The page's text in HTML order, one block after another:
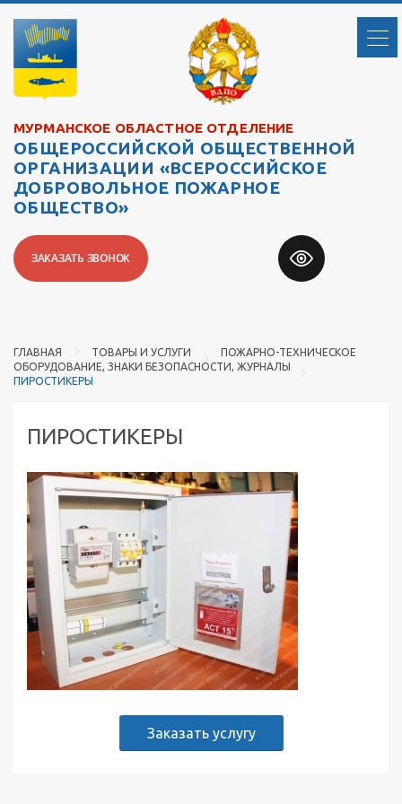
МУРМАНСКОЕ ОБЛАСТНОЕ ОТДЕЛЕНИЕ
ОБЩЕРОССИЙСКОЙ ОБЩЕСТВЕННОЙ
ОРГАНИЗАЦИИ «ВСЕРОССИЙСКОЕ
ДОБРОВОЛЬНОЕ ПОЖАРНОЕ
ОБЩЕСТВО»
ЗАКАЗАТЬ ЗВОНОК
ГЛАВНАЯ ТОВАРЫ И УСЛУГИ
ПОЖАРНО-ТЕХНИЧЕСКОЕ
ОБОРУДОВАНИЕ, ЗНАКИ БЕЗОПАСНОСТИ, ЖУРНАЛЫ
ПИРОСТИКЕРЫ
ПИРОСТИКЕРЫ
Заказать услугу